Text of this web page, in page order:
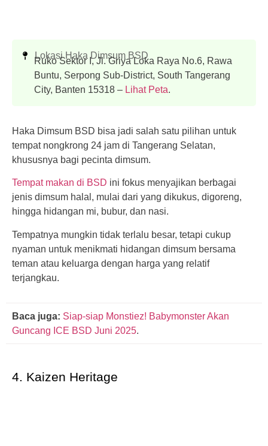
Lokasi Haka Dimsum BSD
Ruko Sektor I, Jl. Griya Loka Raya No.6, Rawa
Buntu, Serpong Sub-District, South Tangerang
City, Banten 15318 – Lihat Peta.
Haka Dimsum BSD bisa jadi salah satu pilihan untuk
tempat nongkrong 24 jam di Tangerang Selatan,
khususnya bagi pecinta dimsum.
Tempat makan di BSD ini fokus menyajikan berbagai
jenis dimsum halal, mulai dari yang dikukus, digoreng,
hingga hidangan mi, bubur, dan nasi.
Tempatnya mungkin tidak terlalu besar, tetapi cukup
nyaman untuk menikmati hidangan dimsum bersama
teman atau keluarga dengan harga yang relatif
terjangkau.
Baca juga: Siap-siap Monstiez! Babymonster Akan
Guncang ICE BSD Juni 2025.
4. Kaizen Heritage